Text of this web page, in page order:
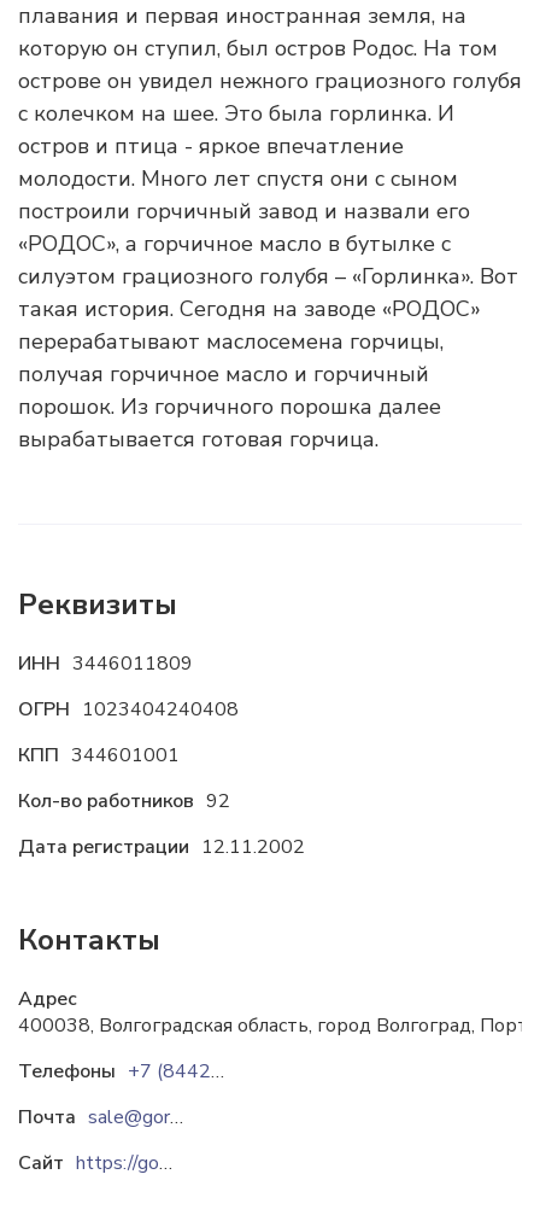
плавания и первая иностранная земля, на
которую он ступил, был остров Родос. На том
острове он увидел нежного грациозного голубя
с колечком на шее. Это была горлинка. И
остров и птица - яркое впечатление
молодости. Много лет спустя они с сыном
построили горчичный завод и назвали его
«РОДОС», а горчичное масло в бутылке с
силуэтом грациозного голубя – «Горлинка». Вот
такая история. Сегодня на заводе «РОДОС»
перерабатывают маслосемена горчицы,
получая горчичное масло и горчичный
порошок. Из горчичного порошка далее
вырабатывается готовая горчица.
Реквизиты
ИНН 3446011809
ОГРН 1023404240408
КПП 344601001
Кол-во работников 92
Дата регистрации 12.11.2002
Контакты
Адрес
400038, Волгоградская область, город Волгоград,
Телефоны
+7 (8442) 46-06-54
Почта
sale@gorlinka.ru
Сайт
https://gorlinka.ru